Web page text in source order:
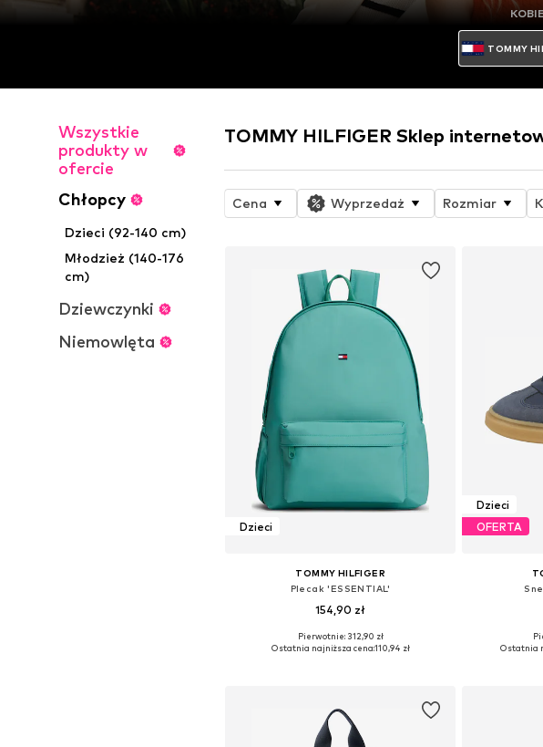
TOMMY
Wszystkie
produkty w
ofercie
Chłopcy
Dzieci (92-140 cm)
Młodzież (140-176
cm)
Dziewczynki
Niemowlęta
TOMMY HILFIGER Sklep
Cena Wyprzedaż Rozmiar
Dzieci
TOMMY HILFIGER
Plecak 'ESSENTIAL'
154,90 zł
Dostępne rozmiary: One Size
Pierwotnie: 312,90 zł
Ostatnia najniższa cena:110,94 zł
Dzieci
OFERTA
Ostatnia